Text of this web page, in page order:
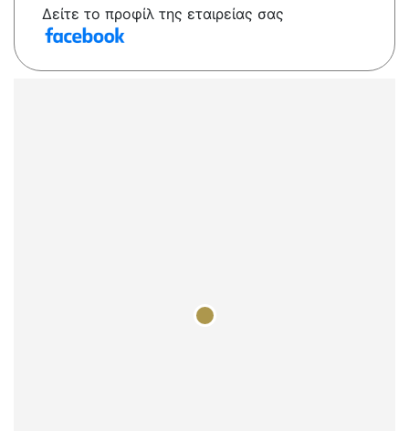
Δείτε το προφίλ της εταιρείας σας